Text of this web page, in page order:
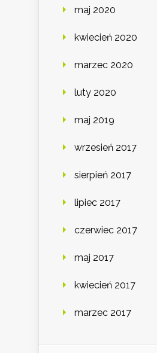
maj 2020
kwiecień 2020
marzec 2020
luty 2020
maj 2019
wrzesień 2017
sierpień 2017
lipiec 2017
czerwiec 2017
maj 2017
kwiecień 2017
marzec 2017